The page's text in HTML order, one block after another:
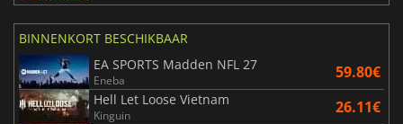
BINNENKORT BESCHIKBAAR
EA SPORTS Madden NFL 27
Eneba 59.80€
Hell Let Loose Vietnam
Kinguin 26.11€